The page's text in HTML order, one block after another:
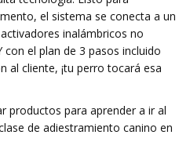
el sistema se conecta a un
inalámbricos no
el plan de 3 pasos incluido
al cliente, ¡tu perro tocará esa
productos para aprender a ir al
de adiestramiento canino en